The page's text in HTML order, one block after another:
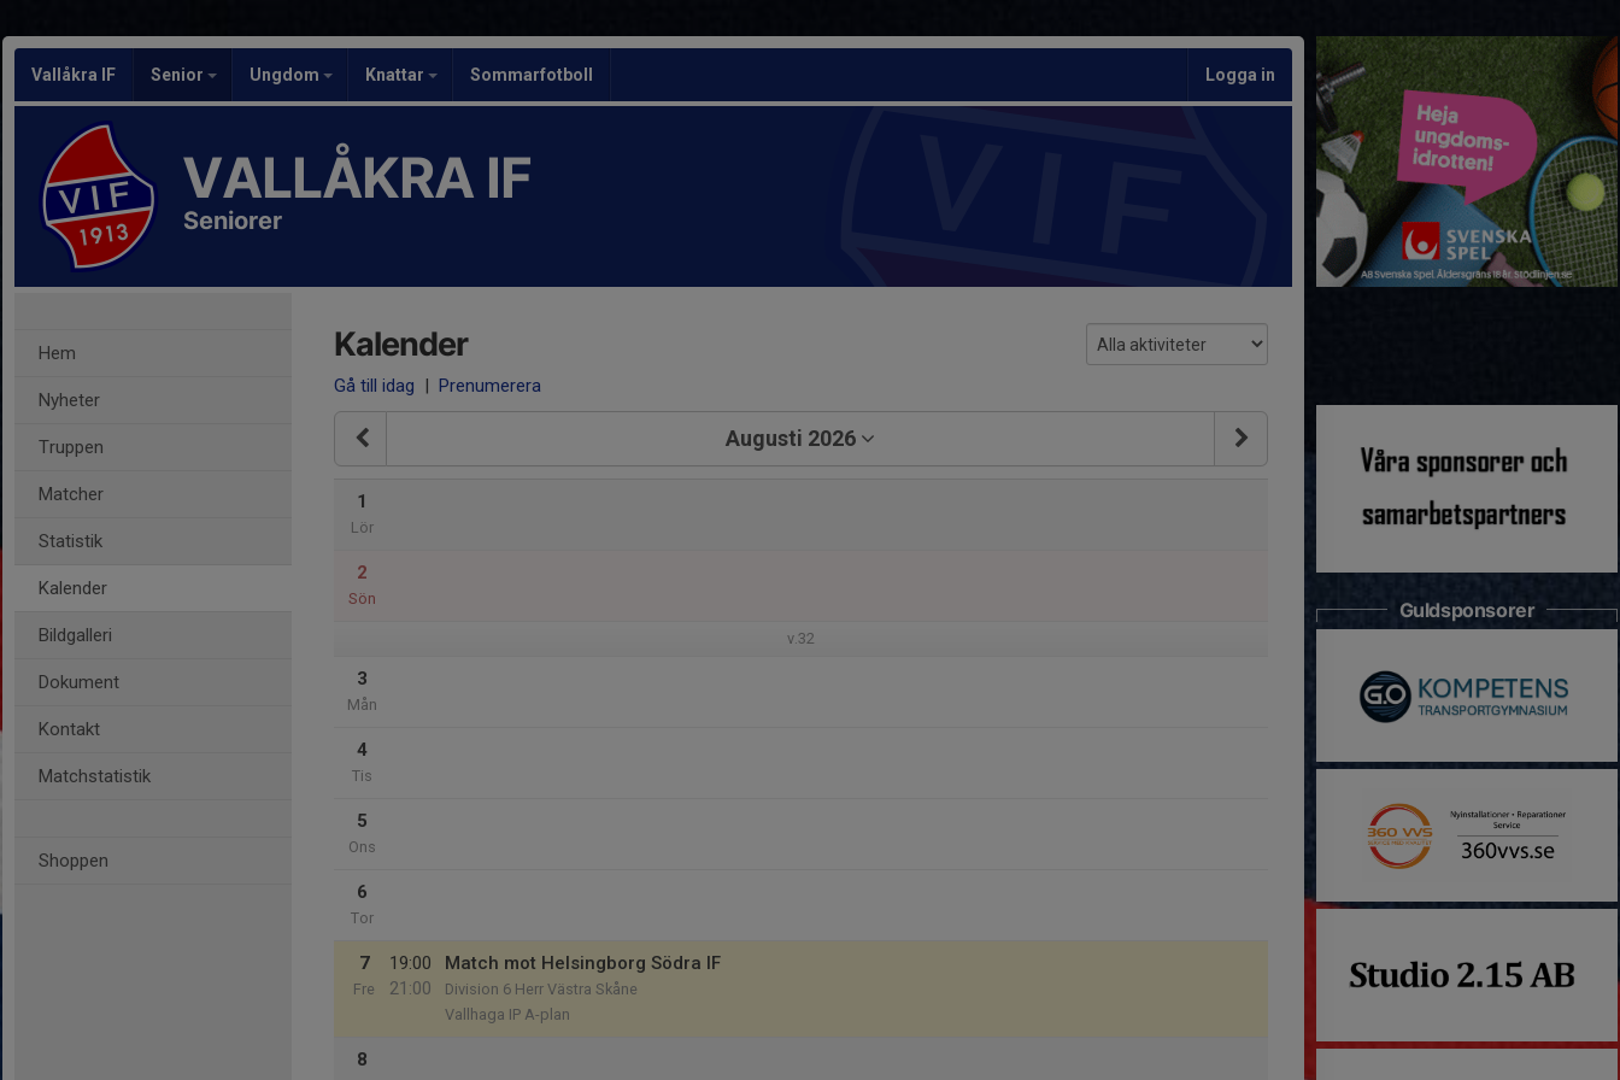
Vallåkra IF Senior Ungdom Knattar Sommarfotboll Logga in
VALLÅKRA IF
Seniorer
Hem
Nyheter
Truppen
Matcher
Statistik
Kalender
Bildgalleri
Dokument
Kontakt
Matchstatistik
Shoppen
Kalender
Gå till idag | Prenumerera
Augusti 2026
1
Lör
2
Sön
v.32
3
Mån
4
Tis
5
Ons
6
Tor
7
Fre
19:00
21:00
Match mot Helsingborg Södra IF
Division 6 Herr Västra Skåne
Vallhaga IP A-plan
8
Guldsponsorer